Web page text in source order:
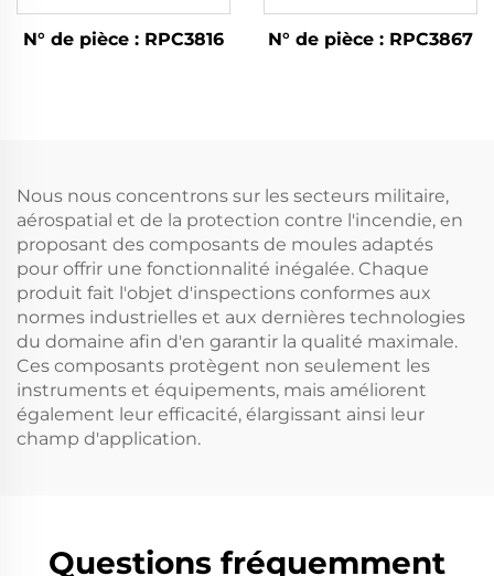
N° de pièce : RPC3816 N° de pièce : RPC3867
Nous nous concentrons sur les secteurs militaire,
aérospatial et de la protection contre l'incendie, en
proposant des composants de moules adaptés
pour offrir une fonctionnalité inégalée. Chaque
produit fait l'objet d'inspections conformes aux
normes industrielles et aux dernières technologies
du domaine afin d'en garantir la qualité maximale.
Ces composants protègent non seulement les
instruments et équipements, mais améliorent
également leur efficacité, élargissant ainsi leur
champ d'application.
Questions fréquemment